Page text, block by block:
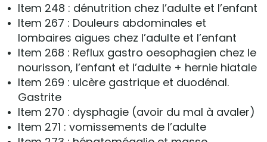
Item 248 : dénutrition chez l’adulte et l’enfant
Item 267 : Douleurs abdominales et
lombaires aigues chez l’adulte et l’enfant
Item 268 : Reflux gastro oesophagien chez le
nourisson, l’enfant et l’adulte + hernie hiatale
Item 269 : ulcère gastrique et duodénal.
Gastrite
Item 270 : dysphagie (avoir du mal à avaler)
Item 271 : vomissements de l’adulte